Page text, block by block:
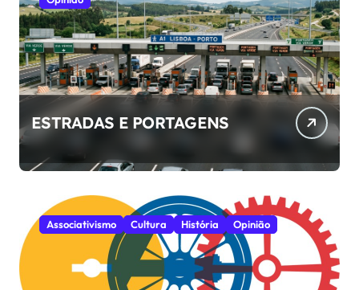
ESTRADAS E PORTAGENS
Associativismo Cultura História Opinião